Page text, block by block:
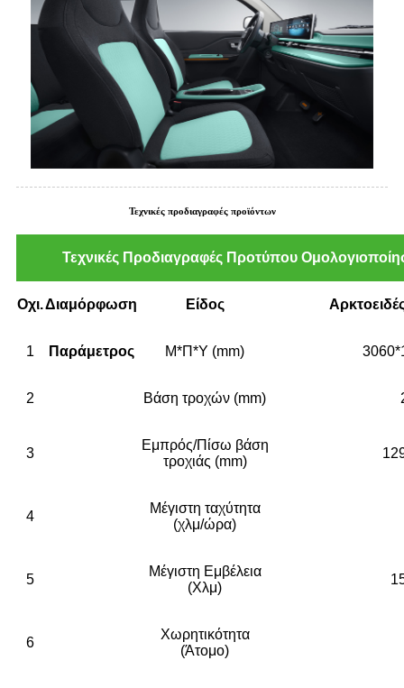
Τεχνικές προδιαγραφές προϊόντων
Τεχνικές Προδιαγραφές Προτύπου
Οχι.Διαμόρφωση Είδος
1 Παράμετρος Μ*Π*Υ (mm)
2 Βάση τροχών (mm)
3
Εμπρός/Πίσω βάση
τροχιάς (mm)
4
Μέγιστη ταχύτητα
(χλμ/ώρα)
5
Μέγιστη Εμβέλεια
(Χλμ)
6
Χωρητικότητα
(Άτομο)